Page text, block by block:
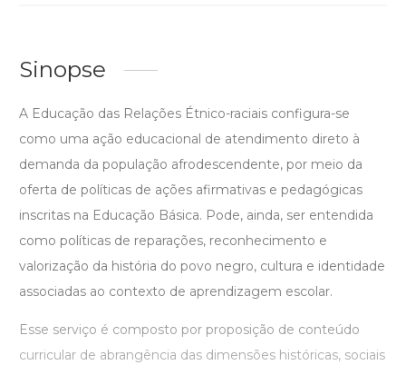
Sinopse
A Educação das Relações Étnico-raciais configura-se
como uma ação educacional de atendimento direto à
demanda da população afrodescendente, por meio da
oferta de políticas de ações afirmativas e pedagógicas
inscritas na Educação Básica. Pode, ainda, ser entendida
como políticas de reparações, reconhecimento e
valorização da história do povo negro, cultura e identidade
associadas ao contexto de aprendizagem escolar.
Esse serviço é composto por proposição de conteúdo
curricular de abrangência das dimensões históricas, sociais